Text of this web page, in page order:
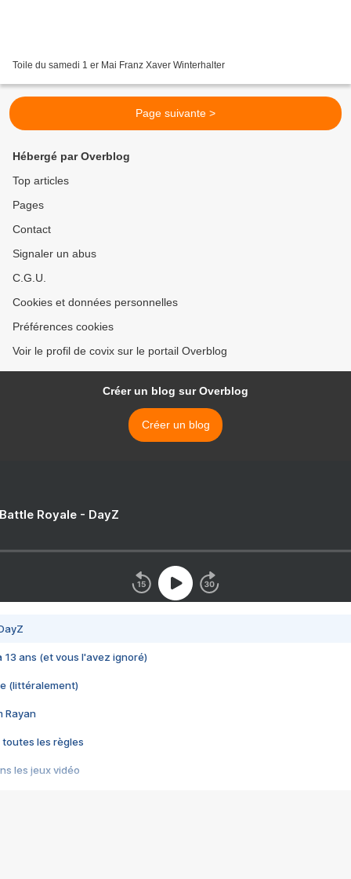
Toile du samedi 1 er Mai Franz Xaver Winterhalter
Page suivante >
Hébergé par Overblog
Top articles
Pages
Contact
Signaler un abus
C.G.U.
Cookies et données personnelles
Préférences cookies
Voir le profil de covix sur le portail Overblog
Créer un blog sur Overblog
Créer un blog
Royale - DayZ
13 ans (et vous l'avez ignoré)
(littéralement)
Rayan
toutes les règles
les jeux vidéo